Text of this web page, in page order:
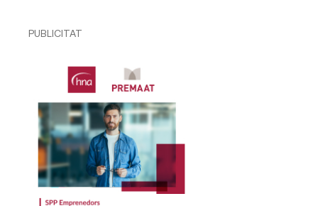
PUBLICITAT